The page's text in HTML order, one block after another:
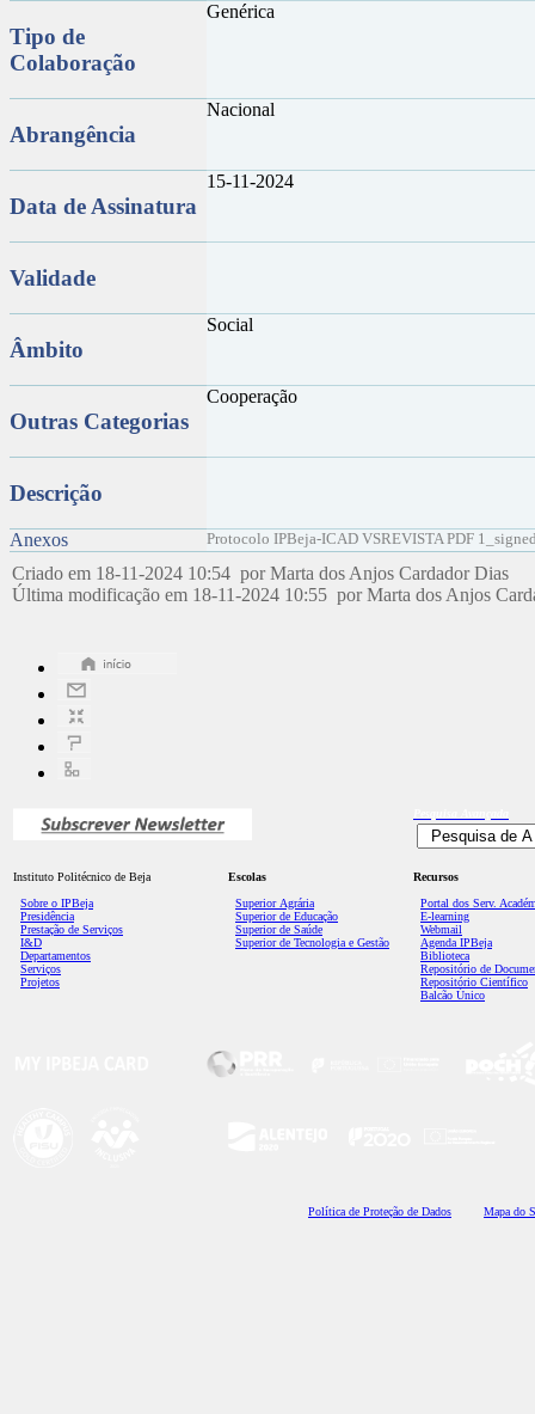
Tipo de
Colaboração
Genérica
Abrangência
Nacional
Data de Assinatura
15-11-2024
Validade
Âmbito
Social
Outras Categorias
Cooperação
Descrição
Anexos Protocolo IPBeja-ICAD VSREVISTA PDF
Criado em 18-11-2024 10:54 por Marta dos Anjos Cardador Dias
Última modificação em 18-11-2024 10:55 por Marta dos Anjos
Instituto Politécnico de Beja
Sobre o IPBeja
Presidência
Prestação de Serviços
I&D
Departamentos
Serviços
Projetos
Escolas
Superior Agrária
Superior de Educação
Superior de Saúde
Superior de Tecnologia e Gestão
Recursos
Portal dos Serv.
E-learning
Webmail
Agenda IPBeja
Biblioteca
Repositório de
Repositório Científico
Balcão Único
Política de Proteção de Dados Mapa do